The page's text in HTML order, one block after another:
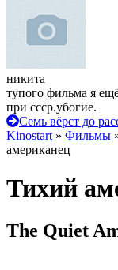
никита
тупого фильма я
при ссср.убогие.
Семь вёрст до
Kinostart » Фильмы
американец
Тихий
The Quiet